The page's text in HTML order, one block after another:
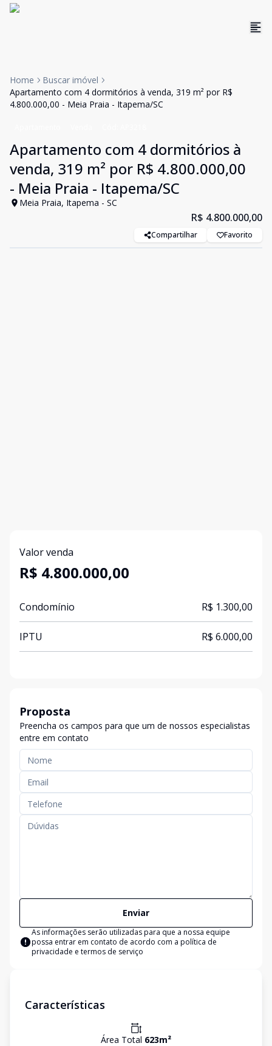
Home
Buscar imóvel
Apartamento com 4 dormitórios à venda, 319 m² por R$
4.800.000,00 - Meia Praia - Itapema/SC
Apartamento com 4 dormitórios à
venda, 319 m² por R$ 4.800.000,00
- Meia Praia - Itapema/SC
Meia Praia, Itapema - SC
R$ 4.800.000,00
Compartilhar Favorito
Valor venda
R$ 4.800.000,00
Condomínio R$ 1.300,00
IPTU R$ 6.000,00
Proposta
Preencha os campos para que um de nossos especialistas
entre em contato
Enviar
As informações serão utilizadas para que a nossa equipe
possa entrar em contato de acordo com a política de
privacidade e termos de serviço
Características
Área Total 623m²